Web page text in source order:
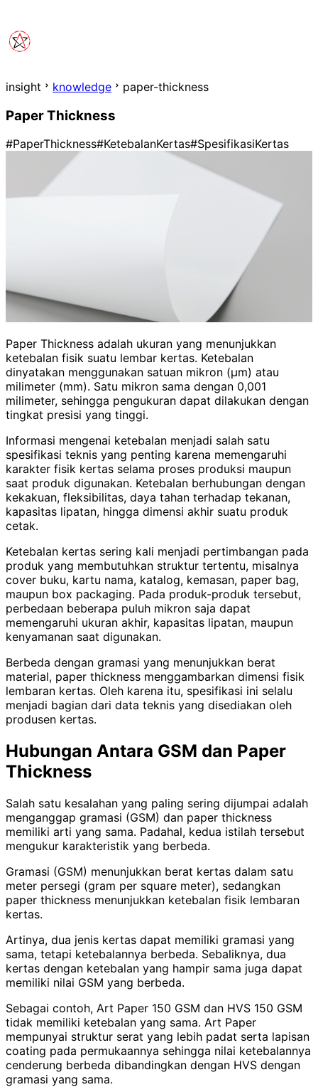
insight knowledge paper-thickness
Paper Thickness
#PaperThickness#KetebalanKertas#SpesifikasiKertas
Paper Thickness adalah ukuran yang menunjukkan
ketebalan fisik suatu lembar kertas. Ketebalan
dinyatakan menggunakan satuan mikron (µm) atau
milimeter (mm). Satu mikron sama dengan 0,001
milimeter, sehingga pengukuran dapat dilakukan dengan
tingkat presisi yang tinggi.
Informasi mengenai ketebalan menjadi salah satu
spesifikasi teknis yang penting karena memengaruhi
karakter fisik kertas selama proses produksi maupun
saat produk digunakan. Ketebalan berhubungan dengan
kekakuan, fleksibilitas, daya tahan terhadap tekanan,
kapasitas lipatan, hingga dimensi akhir suatu produk
cetak.
Ketebalan kertas sering kali menjadi pertimbangan pada
produk yang membutuhkan struktur tertentu, misalnya
cover buku, kartu nama, katalog, kemasan, paper bag,
maupun box packaging. Pada produk-produk tersebut,
perbedaan beberapa puluh mikron saja dapat
memengaruhi ukuran akhir, kapasitas lipatan, maupun
kenyamanan saat digunakan.
Berbeda dengan gramasi yang menunjukkan berat
material, paper thickness menggambarkan dimensi fisik
lembaran kertas. Oleh karena itu, spesifikasi ini selalu
menjadi bagian dari data teknis yang disediakan oleh
produsen kertas.
Hubungan Antara GSM dan Paper
Thickness
Salah satu kesalahan yang paling sering dijumpai adalah
menganggap gramasi (GSM) dan paper thickness
memiliki arti yang sama. Padahal, kedua istilah tersebut
mengukur karakteristik yang berbeda.
Gramasi (GSM) menunjukkan berat kertas dalam satu
meter persegi (gram per square meter), sedangkan
paper thickness menunjukkan ketebalan fisik lembaran
kertas.
Artinya, dua jenis kertas dapat memiliki gramasi yang
sama, tetapi ketebalannya berbeda. Sebaliknya, dua
kertas dengan ketebalan yang hampir sama juga dapat
memiliki nilai GSM yang berbeda.
Sebagai contoh, Art Paper 150 GSM dan HVS 150 GSM
tidak memiliki ketebalan yang sama. Art Paper
mempunyai struktur serat yang lebih padat serta lapisan
coating pada permukaannya sehingga nilai ketebalannya
cenderung berbeda dibandingkan dengan HVS dengan
gramasi yang sama.